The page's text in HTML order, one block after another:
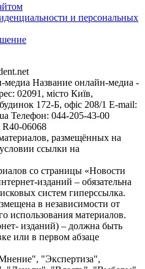
и персональных
медиа Название онлайн-медиа -
02091, місто Київ,
172-Б, офіс 208/1 E-mail:
Телефон: 044-205-43-00
06068
размещённых на
ссылки на
со страницы «Новости
изданий – обязательна
систем гиперссылка.
в независимости от
использования материалов.
изданий) – должна быть
или в первом абзаце
"Экспертиза",